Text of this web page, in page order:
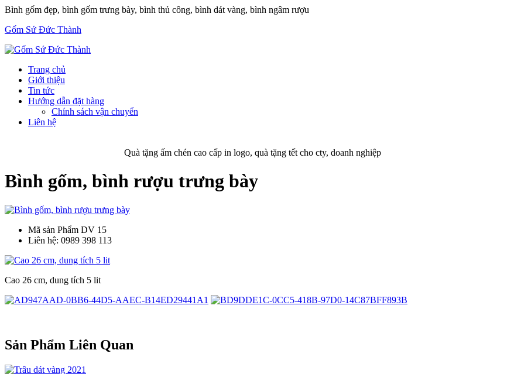
Bình gốm đẹp, bình gốm trưng bày, bình thủ công, bình dát vàng, bình ngâm rượu
Gốm Sứ Đức Thành
Trang chủ
Giới thiệu
Tin tức
Hướng dẫn đặt hàng
Chính sách vận chuyển
Liên hệ
Quà tặng ấm chén cao cấp in logo, quà tặng tết cho cty, doanh nghiệp
Bình gốm, bình rượu trưng bày
Mã sản Phẩm DV 15
Liên hệ: 0989 398 113
Cao 26 cm, dung tích 5 lit
Sản Phẩm Liên Quan